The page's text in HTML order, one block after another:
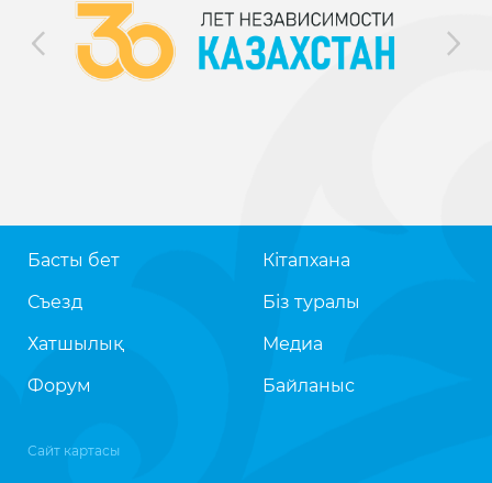
Басты бет
Съезд
Хатшылық
Форум
Кітапхана
Біз туралы
Медиа
Байланыс
Сайт картасы